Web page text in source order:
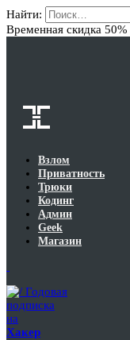
Найти:
Временная скидка 50%
Взлом
Приватность
Трюки
Кодинг
Админ
Geek
Магазин
Годовая
подписка
на
Хакер